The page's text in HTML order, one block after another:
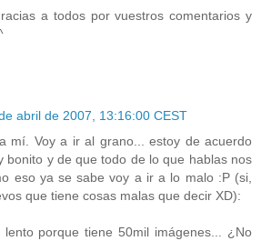
a todos por vuestros comentarios y
abril de 2007, 13:16:00 CEST
mí. Voy a ir al grano... estoy de acuerdo
bonito y de que todo de lo que hablas nos
eso ya se sabe voy a ir a lo malo :P (si,
que tiene cosas malas que decir XD):
porque tiene 50mil imágenes... ¿No